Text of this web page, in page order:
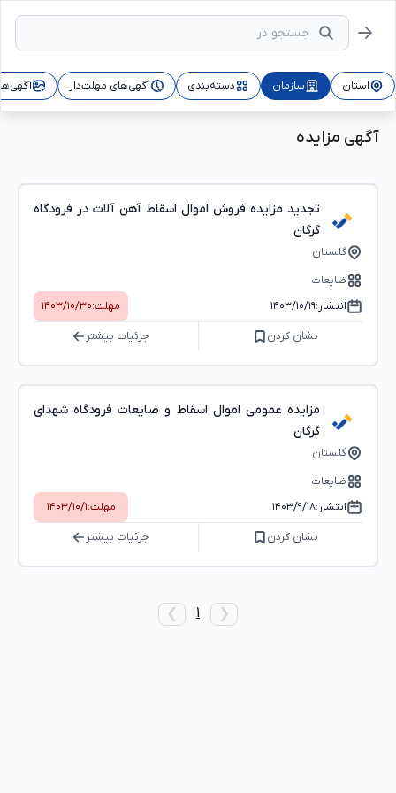
استان سازمان دسته‌بندی آگهی‌های مهلت‌دار
آگهی مزایده
تجدید مزایده فروش اموال اسقاط آهن آلات در فرودگاه
گرگان
گلستان
ضایعات
انتشار:۱۴۰۳/۱۰/۱۹ مهلت:۱۴۰۳/۱۰/۳۰
نشان کردن جزئیات بیشتر
مزایده عمومی اموال اسقاط و ضایعات فرودگاه شهدای
گرگان
گلستان
ضایعات
انتشار:۱۴۰۳/۹/۱۸ مهلت:۱۴۰۳/۱۰/۱
نشان کردن جزئیات بیشتر
❮
1
❯